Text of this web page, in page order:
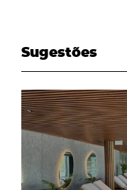
Sugestões
page